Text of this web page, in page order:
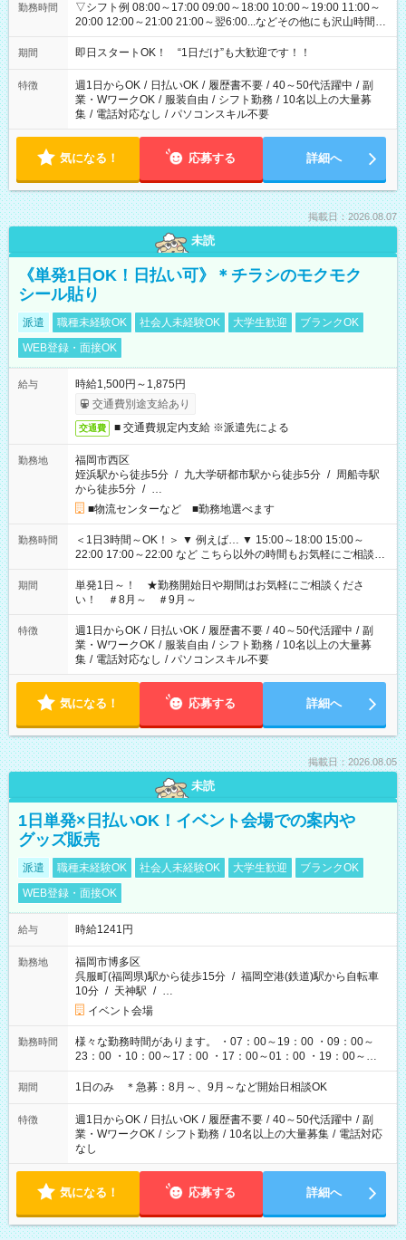
勤務時間
▽シフト例 08:00～17:00 09:00～18:00 10:00～19:00 11:00～
20:00 12:00～21:00 21:00～翌6:00...などその他にも沢山時間が
ございます！ 基本は実働8時間（休憩1時間）がメインですが、
他にもご希望があればご相談ください！
期間 即日スタートOK！ “1日だけ”も大歓迎です！！
特徴 週1日からOK / 日払いOK / 履歴書不要 / 40～50代活躍中 / 副
業・WワークOK / 服装自由 / シフト勤務 / 10名以上の大量募
集 / 電話対応なし / パソコンスキル不要
気になる！ 応募する 詳細へ
掲載日：2026.08.07
未読
《単発1日OK！日払い可》＊チラシのモクモク
シール貼り
派遣 職種未経験OK 社会人未経験OK 大学生歓迎
ブランクOK
WEB登録・面接OK
給与
時給1,500円～1,875円
交通費別途支給あり
交通費 ■ 交通費規定内支給 ※派遣先による
勤務地
福岡市西区
姪浜駅から徒歩5分 / 九大学研都市駅から徒歩5分 / 周船寺駅
から徒歩5分 / …
■物流センターなど ■勤務地選べます
勤務時間
＜1日3時間～OK！＞ ▼ 例えば… ▼ 15:00～18:00 15:00～
22:00 17:00～22:00 など こちら以外の時間もお気軽にご相談く
ださい！
期間
単発1日～！ ★勤務開始日や期間はお気軽にご相談くださ
い！ ＃8月～ ＃9月～
特徴 週1日からOK / 日払いOK / 履歴書不要 / 40～50代活躍中 / 副
業・WワークOK / 服装自由 / シフト勤務 / 10名以上の大量募
集 / 電話対応なし / パソコンスキル不要
気になる！ 応募する 詳細へ
掲載日：2026.08.05
未読
1日単発×日払いOK！イベント会場での案内や
グッズ販売
派遣 職種未経験OK 社会人未経験OK 大学生歓迎
ブランクOK
WEB登録・面接OK
給与 時給1241円
勤務地
福岡市博多区
呉服町(福岡県)駅から徒歩15分 / 福岡空港(鉄道)駅から自転車
10分 / 天神駅 / …
イベント会場
勤務時間
様々な勤務時間があります。 ・07：00～19：00 ・09：00～
23：00 ・10：00～17：00 ・17：00～01：00 ・19：00～
03：00 etc イベント・ライブの開催時間によって変わりま
す。
期間 1日のみ ＊急募：8月～、9月～など開始日相談OK
特徴 週1日からOK / 日払いOK / 履歴書不要 / 40～50代活躍中 / 副
業・WワークOK / シフト勤務 / 10名以上の大量募集 / 電話対応
なし
気になる！ 応募する 詳細へ